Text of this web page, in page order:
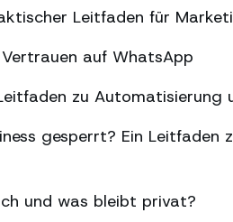
Leitfaden für
auf WhatsApp
zu Automatisierung
gesperrt? Ein Leitfaden
und was bleibt privat?